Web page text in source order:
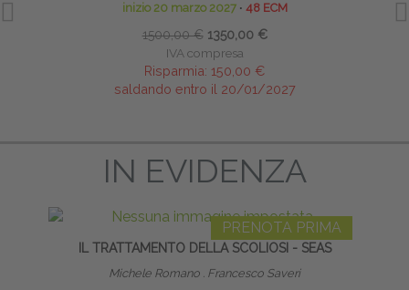
inizio 20 marzo 2027 ∙ 48 ECM
1500,00 € 1350,00 €
IVA compresa
Risparmia: 150,00 €
saldando entro il 20/01/2027
IN EVIDENZA
PRENOTA PRIMA
IL TRATTAMENTO DELLA SCOLIOSI - SEAS
Michele Romano . Francesco Saveri